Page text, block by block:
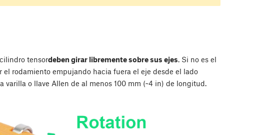
tensordeben girar libremente sobre sus ejes. Si no es el
rodamiento empujando hacia fuera el eje desde el lado
varilla o llave Allen de al menos 100 mm (~4 in) de longitud.